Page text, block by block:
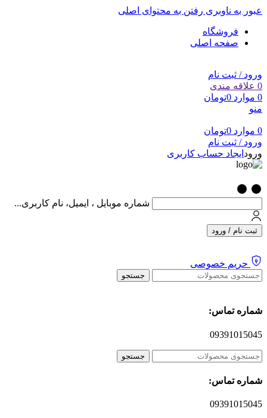
عبور به ناوبری رفتن به محتوای اصلی
فروشگاه
صفحه اصلی
ورود / ثبت نام
0 علاقه مندی
0 موارد 0تومان
منو
0 موارد 0تومان
ورود / ثبت نام
ورود ایجاد حساب کاربری
شماره موبایل ، ایمیل، نام کاربری...
ثبت نام / ورود
حریم خصوصی
جستجو
شماره تماس:
09391015045
جستجو
شماره تماس:
09391015045